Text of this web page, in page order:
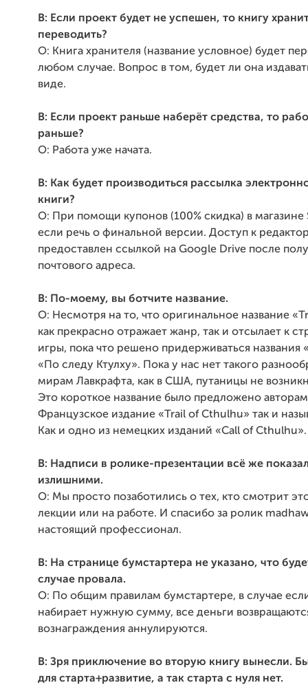
В: Если проект будет не успешен, то книгу
переводить?
О: Книга хранителя (название условное) будет
любом случае. Вопрос в том, будет ли она
виде.
В: Если проект раньше наберёт средства, то
раньше?
О: Работа уже начата.
В: Как будет производиться рассылка
книги?
О: При помощи купонов (100% скидка) в магазине
если речь о финальной версии. Доступ к
предоставлен ссылкой на Google Drive после
почтового адреса.
В: По-моему, вы ботчите название.
О: Несмотря на то, что оригинальное название
как прекрасно отражает жанр, так и отсылает к
игры, пока что решено придерживаться названия
«По следу Ктулху». Пока у нас нет такого
мирам Лавкрафта, как в США, путаницы не
Это короткое название было предложено
Французское издание «Trail of Cthulhu» так и
Как и одно из немецких изданий «Call of
В: Надписи в ролике-презентации всё же
излишними.
О: Мы просто позаботились о тех, кто смотрит
лекции или на работе. И спасибо за ролик
настоящий профессионал.
В: На странице бумстартера не указано, что
случае провала.
О: По общим правилам бумстартере, в случае
набирает нужную сумму, все деньги
вознаграждения аннулируются.
В: Зря приключение во вторую книгу вынесли.
для старта+развитие, а так старта с нуля нет.